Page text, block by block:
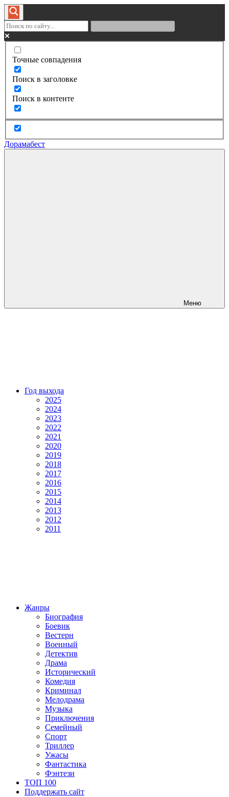
Точные совпадения
Поиск в заголовке
Поиск в контенте
Дорамабест
Меню
Год выхода
2025
2024
2023
2022
2021
2020
2019
2018
2017
2016
2015
2014
2013
2012
2011
Жанры
Биография
Боевик
Вестерн
Военный
Детектив
Драма
Исторический
Комедия
Криминал
Мелодрама
Музыка
Приключения
Семейный
Спорт
Триллер
Ужасы
Фантастика
Фэнтези
ТОП 100
Поддержать сайт